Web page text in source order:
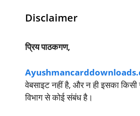
Disclaimer
प्रिय पाठकगण,
वेबसाइट नहीं है, और न ही इसका किसी
विभाग से कोई संबंध है।